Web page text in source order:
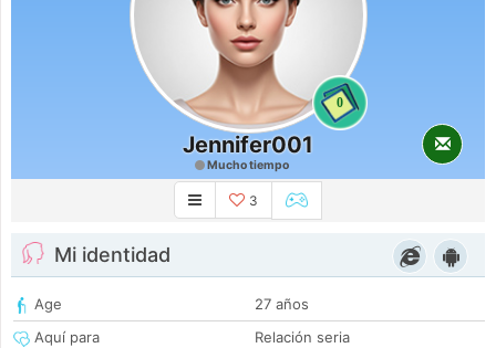
0
Jennifer001
Mucho tiempo
3
Mi identidad
Age
27 años
Aquí para
Relación seria